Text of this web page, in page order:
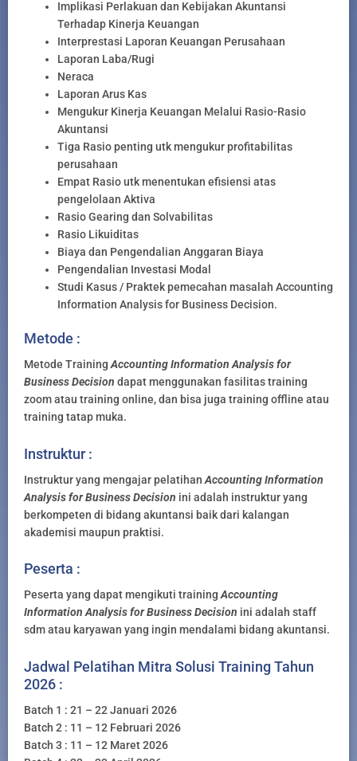
Implikasi Perlakuan dan Kebijakan Akuntansi
Terhadap Kinerja Keuangan
Interprestasi Laporan Keuangan Perusahaan
Laporan Laba/Rugi
Neraca
Laporan Arus Kas
Mengukur Kinerja Keuangan Melalui Rasio-Rasio
Akuntansi
Tiga Rasio penting utk mengukur profitabilitas
perusahaan
Empat Rasio utk menentukan efisiensi atas
pengelolaan Aktiva
Rasio Gearing dan Solvabilitas
Rasio Likuiditas
Biaya dan Pengendalian Anggaran Biaya
Pengendalian Investasi Modal
Studi Kasus / Praktek pemecahan masalah Accounting
Information Analysis for Business Decision.
Metode :
Metode TrainingAccounting Information Analysis for
Business Decision dapat menggunakan fasilitas training
zoom atau training online, dan bisa juga training offline atau
training tatap muka.
Instruktur :
Instruktur yang mengajar pelatihan Accounting Information
Analysis for Business Decision ini adalah instruktur yang
berkompeten di bidang akuntansi baik dari kalangan
akademisi maupun praktisi.
Peserta :
Peserta yang dapat mengikuti trainingAccounting
Information Analysis for Business Decision ini adalah staff
sdm atau karyawan yang ingin mendalami bidang akuntansi.
Jadwal Pelatihan Mitra Solusi Training Tahun
2026 :
Batch 1 : 21 – 22 Januari 2026
Batch 2 : 11 – 12 Februari 2026
Batch 3 : 11 – 12 Maret 2026